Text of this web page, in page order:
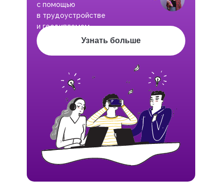
с помощью
в трудоустройстве
и госдипломом
Узнать больше